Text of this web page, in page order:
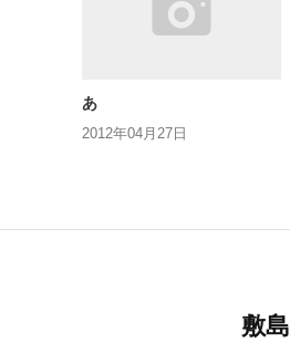
あ
2012年04月27日
敷